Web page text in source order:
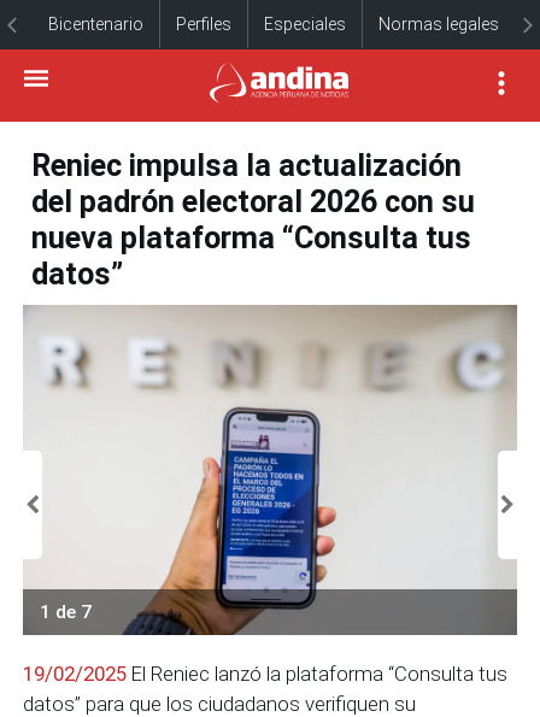
Bicentenario Perfiles Especiales Normas legales
Reniec impulsa la actualización
del padrón electoral 2026 con su
nueva plataforma “Consulta tus
datos”
1 de 7
19/02/2025 El Reniec lanzó la plataforma “Consulta tus
datos” para que los ciudadanos verifiquen su